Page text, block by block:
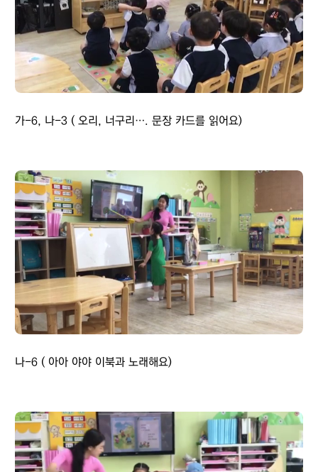
가-6, 나-3 ( 오리, 너구리…. 문장 카드를 읽어요)
나-6 ( 아아 야야 이북과 노래해요)